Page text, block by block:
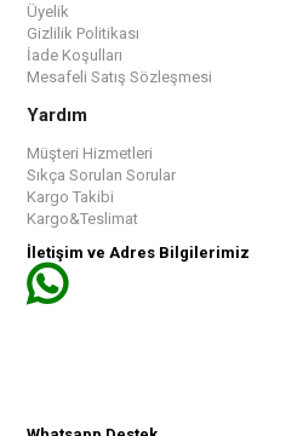
Üyelik
Gizlilik Politikası
İade Koşulları
Mesafeli Satış Sözleşmesi
Yardım
Müşteri Hizmetleri
Sıkça Sorulan Sorular
Kargo Takibi
Kargo&Teslimat
İletişim ve Adres Bilgilerimiz